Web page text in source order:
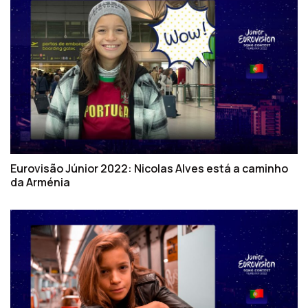
Eurovisão Júnior 2022: Nicolas Alves está a caminho
da Arménia